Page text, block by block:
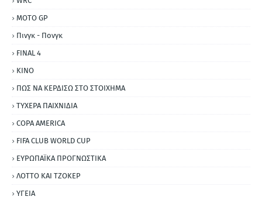
MOTO GP
Πινγκ - Πονγκ
FINAL 4
ΚΙΝΟ
ΠΩΣ ΝΑ ΚΕΡΔΙΣΩ ΣΤΟ ΣΤΟΙΧΗΜΑ
ΤΥΧΕΡΑ ΠΑΙΧΝΙΔΙΑ
COPA AMERICA
FIFA CLUB WORLD CUP
ΕΥΡΩΠΑΪΚΑ ΠΡΟΓΝΩΣΤΙΚΑ
ΛΟΤΤΟ ΚΑΙ ΤΖΟΚΕΡ
ΥΓΕΙΑ